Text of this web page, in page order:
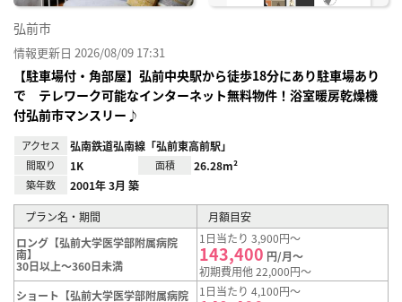
弘前市
情報更新日 2026/08/09 17:31
【駐車場付・角部屋】弘前中央駅から徒歩18分にあり駐車場あり
で テレワーク可能なインターネット無料物件！浴室暖房乾燥機
付弘前市マンスリー♪
アクセス 弘南鉄道弘南線「弘前東高前駅」
間取り 1K 面積 26.28m²
築年数 2001年 3月 築
プラン名・期間
月額目安
ロング【弘前大学医学部附属病院
南】
30日以上～360日未満
1日当たり 3,900円～
143,400 円/月～
初期費用他 22,000円～
ショート【弘前大学医学部附属病院
1日当たり 4,100円～